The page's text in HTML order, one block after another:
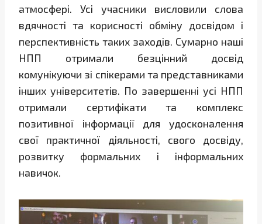
атмосфері. Усі учасники висловили слова
вдячності та корисності обміну досвідом і
перспективність таких заходів. Сумарно наші
НПП отримали безцінний досвід
комунікуючи зі спікерами та представниками
інших університетів. По завершенні усі НПП
отримали сертифікати та комплекс
позитивної інформації для удосконалення
свої практичної діяльності, свого досвіду,
розвитку формальних і інформальних
навичок.